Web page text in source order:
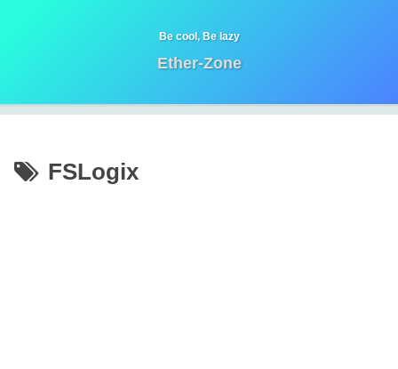
Be cool, Be lazy
Ether-Zone
FSLogix